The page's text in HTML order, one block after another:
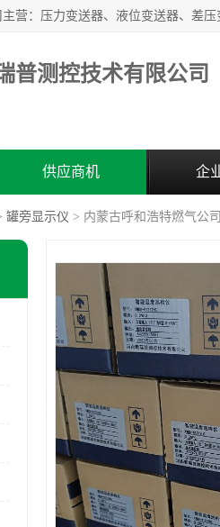
普测控技术有限公司
供应商机 企
罐旁显示仪 > 内蒙古呼和浩特燃气公